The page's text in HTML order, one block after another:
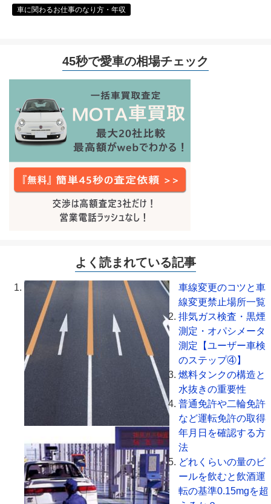
車に関わるお仕事のなり方・年収
45秒で愛車の相場チェック
よく読まれている記事
車線変更のコツと車
線変更禁止場所一覧
排気ガス検査・黒煙
測定・オパシメータ
測定【ユーザー車検
のステップ④】
燃料タンクの構造と
水抜きの重要性
普通免許や二輪免許
など運転免許の取得
年月日を確認する方
法
どれくらいの量のビ
ールを飲むと飲酒運
転の基準0.15mgを超